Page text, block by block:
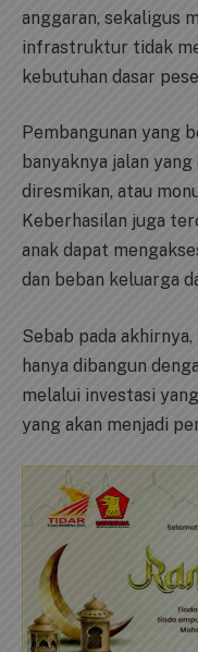
anggaran, sekaligus
infrastruktur tidak
kebutuhan dasar
Pembangunan yang
banyaknya jalan
diresmikan, atau
Keberhasilan juga
anak dapat
dan beban keluarga
Sebab pada
hanya dibangun
melalui investasi
yang akan menjadi